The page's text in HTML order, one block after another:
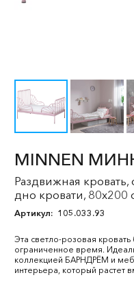
MINNEN
Раздвижная
дно кровати, 80x200
Артикул: 105.033.93
Эта светло-розовая
ограниченное время.
коллекцией БАРНДРЁМ и
интерьера, который растет